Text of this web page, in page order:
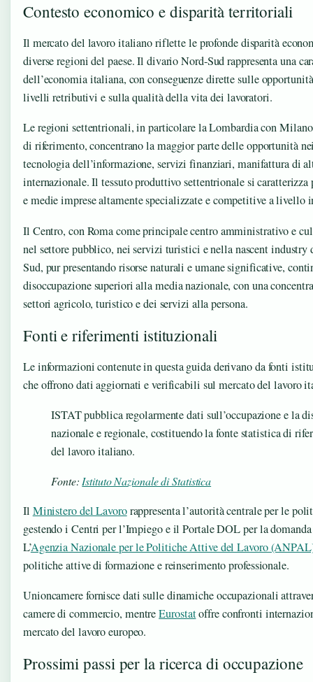
Contesto economico e disparità territoriali
Il mercato del lavoro italiano riflette le profonde disparità
diverse regioni del paese. Il divario Nord-Sud rappresenta una
dell’economia italiana, con conseguenze dirette sulle
livelli retributivi e sulla qualità della vita dei lavoratori.
Le regioni settentrionali, in particolare la Lombardia con
di riferimento, concentrano la maggior parte delle opportunità
tecnologia dell’informazione, servizi finanziari, manifattura di
internazionale. Il tessuto produttivo settentrionale si caratterizza
e medie imprese altamente specializzate e competitive a livello
Il Centro, con Roma come principale centro amministrativo e
nel settore pubblico, nei servizi turistici e nella nascent
Sud, pur presentando risorse naturali e umane significative,
disoccupazione superiori alla media nazionale, con una
settori agricolo, turistico e dei servizi alla persona.
Fonti e riferimenti istituzionali
Le informazioni contenute in questa guida derivano da fonti
che offrono dati aggiornati e verificabili sul mercato del lavoro
ISTAT pubblica regolarmente dati sull’occupazione e la
nazionale e regionale, costituendo la fonte statistica di
del lavoro italiano.
Fonte: Istituto Nazionale di Statistica
Il Ministero del Lavororappresenta l’autorità centrale per le
gestendo i Centri per l’Impiego e il Portale DOL per la
L’Agenzia Nazionale per le Politiche Attive del Lavoro
politiche attive di formazione e reinserimento professionale.
Unioncamere fornisce dati sulle dinamiche occupazionali
camere di commercio, mentreEurostatoffre confronti
mercato del lavoro europeo.
Prossimi passi per la ricerca di occupazione